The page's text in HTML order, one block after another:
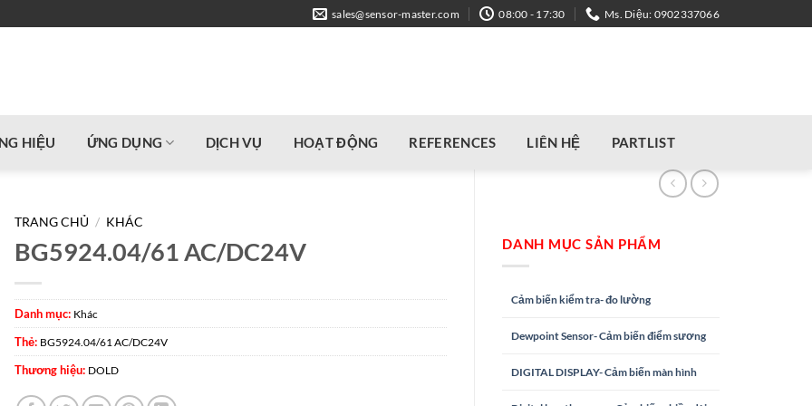
sales@sensor-master.com 08:00 - 17:30 Ms. Diệu: 0902337066
HIỆU ỨNG DỤNG DỊCH VỤ HOẠT ĐỘNG REFERENCES LIÊN HỆ PARTLIST
DANH MỤC SẢN PHẨM
Cảm biến kiểm tra- đo lường
Dewpoint Sensor- Cảm biến điểm sương
DIGITAL DISPLAY- Cảm biến màn hình
TRANG CHỦ / KHÁC
BG5924.04/61 AC/DC24V
Danh mục: Khác
Thẻ: BG5924.04/61 AC/DC24V
Thương hiệu: DOLD